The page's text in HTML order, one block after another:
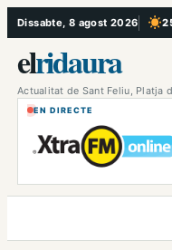
Vés
al
contingut
Dissabte, 8 agost 2026 , Cel
elridaura
Actualitat de Sant Feliu, Platja
EN DIRECTE